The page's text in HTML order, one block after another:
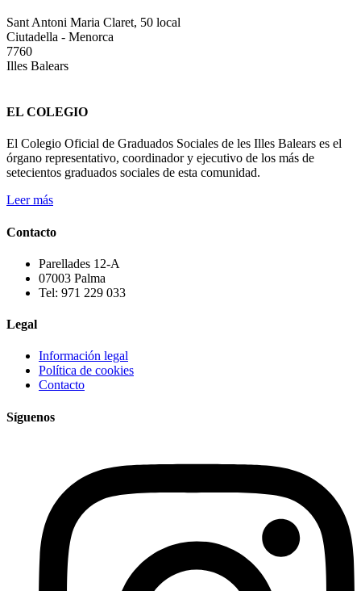
Sant Antoni Maria Claret, 50 local
Ciutadella - Menorca
7760
Illes Balears
EL COLEGIO
El Colegio Oficial de Graduados Sociales de les Illes Balears es el
órgano representativo, coordinador y ejecutivo de los más de
setecientos graduados sociales de esta comunidad.
Leer más
Contacto
Parellades 12-A
07003 Palma
Tel: 971 229 033
Legal
Información legal
Política de cookies
Contacto
Síguenos